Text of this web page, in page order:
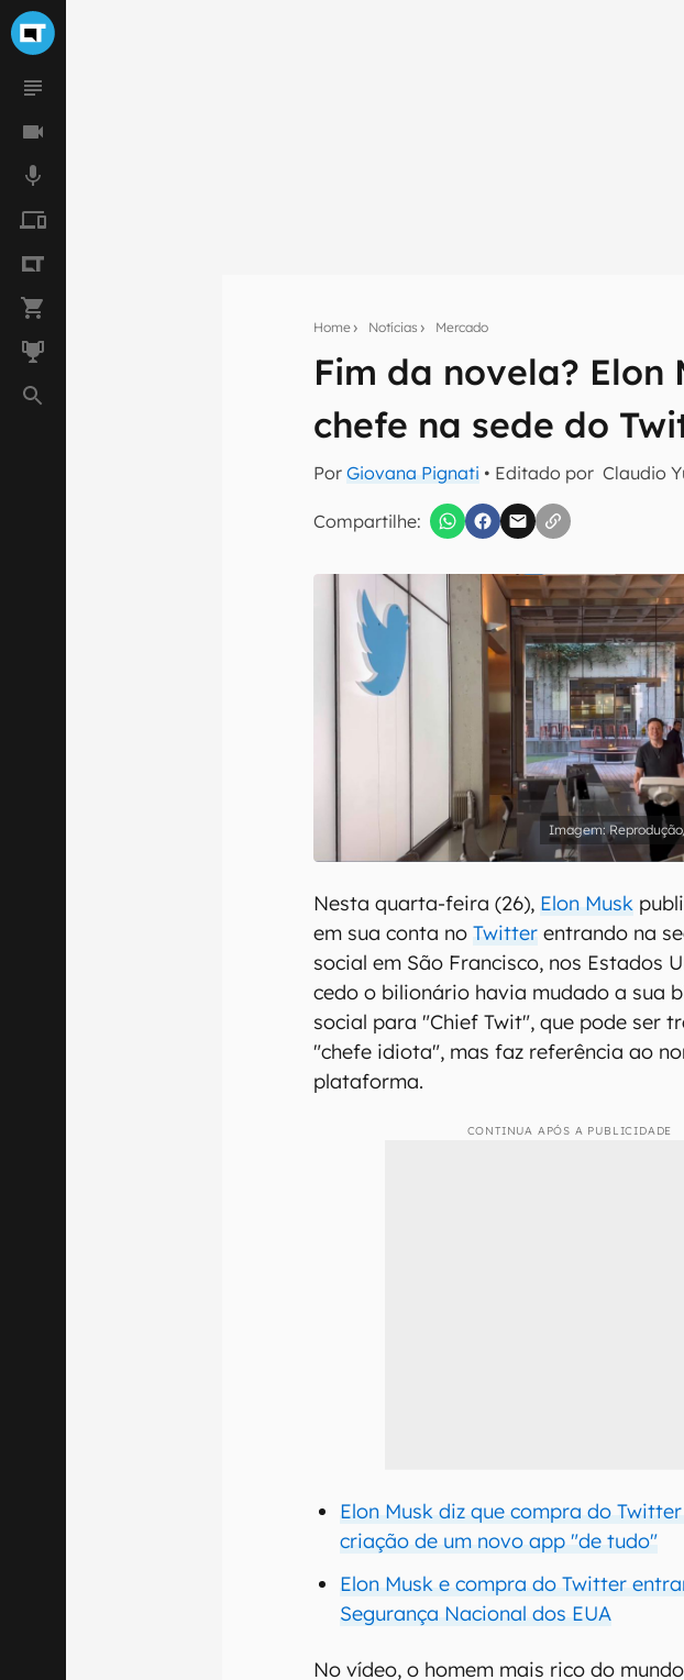
Home Notícias Mercado
Fim da novela?
chefe na sede do
PorGiovana Pignati • Editado por Claudio
Compartilhe:
Seu resumo inteligente do
Assine a newsletter do Canaltech e
mão.
Confirmo que li, aceito e concordo com os
Nesta quarta-feira (26), Elon Musk
em sua conta noTwitter entrando na
social em São Francisco, nos Estados
cedo o bilionário havia mudado a sua
social para "Chief Twit", que pode ser
"chefe idiota", mas faz referência ao
plataforma.
CONTINUA APÓS A PUBLICIDADE
Elon Musk diz que compra do
criação de um novo app "de tudo"
Elon Musk e compra do Twitter
Segurança Nacional dos EUA
No vídeo, o homem mais rico do